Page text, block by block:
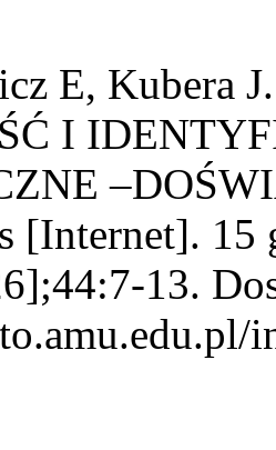
E, Kubera
I
[Internet]. 15
13.